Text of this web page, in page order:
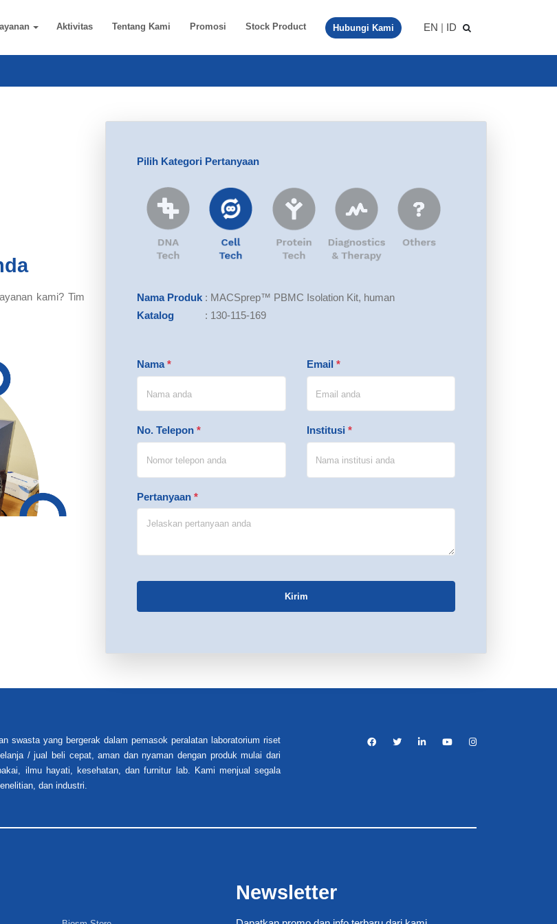
Aktivitas Tentang Kami Promosi Stock Product Hubungi Kami EN | ID
kami? Tim
Pilih Kategori Pertanyaan
Nama Produk : MACSprep™ PBMC Isolation Kit, human
Katalog
: 130-115-169
Nama* Email *
No. Telepon * Institusi *
Pertanyaan *
Kirim
swasta yang bergerak dalam pemasok peralatan laboratorium riset
/ jual beli cepat, aman dan nyaman dengan produk mulai dari
ilmu hayati, kesehatan, dan furnitur lab. Kami menjual segala
dan industri.
Newsletter